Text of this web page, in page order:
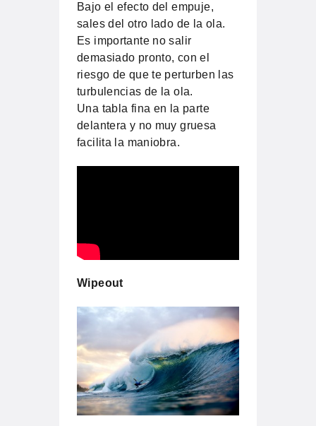
Bajo el efecto del empuje,
sales del otro lado de la ola.
Es importante no salir
demasiado pronto, con el
riesgo de que te perturben las
turbulencias de la ola.
Una tabla fina en la parte
delantera y no muy gruesa
facilita la maniobra.
Wipeout